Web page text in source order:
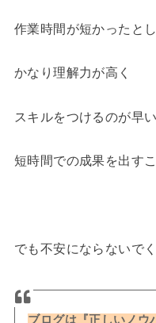
作業時間が短かったと
かなり理解力が高く
スキルをつけるのが早
短時間での成果を出す
でも不安にならないで
ブログは『正しいノウ